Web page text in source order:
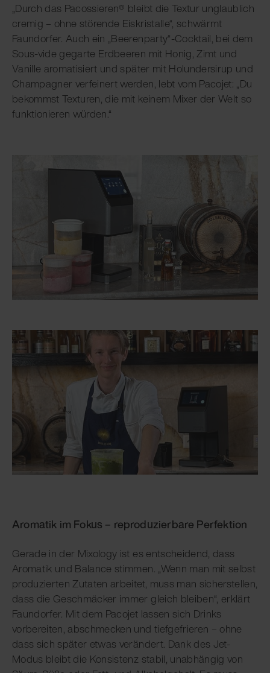
„Durch das Pacossieren® bleibt die Textur unglaublich
cremig – ohne störende Eiskristalle“, schwärmt
Faundorfer. Auch ein „Beerenparty“-Cocktail, bei dem
Sous-vide gegarte Erdbeeren mit Honig, Zimt und
Vanille aromatisiert und später mit Holundersirup und
Champagner verfeinert werden, lebt vom Pacojet: „Du
bekommst Texturen, die mit keinem Mixer der Welt so
funktionieren würden.“
Aromatik im Fokus – reproduzierbare Perfektion
Gerade in der Mixology ist es entscheidend, dass
Aromatik und Balance stimmen. „Wenn man mit selbst
produzierten Zutaten arbeitet, muss man sicherstellen,
dass die Geschmäcker immer gleich bleiben“, erklärt
Faundorfer. Mit dem Pacojet lassen sich Drinks
vorbereiten, abschmecken und tiefgefrieren – ohne
dass sich später etwas verändert. Dank des Jet-
Modus bleibt die Konsistenz stabil, unabhängig von